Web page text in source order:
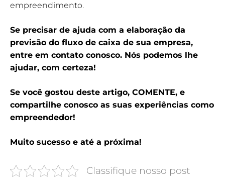
empreendimento.
Se precisar de ajuda com a elaboração da
previsão do fluxo de caixa de sua empresa,
entre em contato conosco. Nós podemos lhe
ajudar, com certeza!
Se você gostou deste artigo, COMENTE, e
compartilhe conosco as suas experiências como
empreendedor!
Muito sucesso e até a próxima!
Classifique nosso post